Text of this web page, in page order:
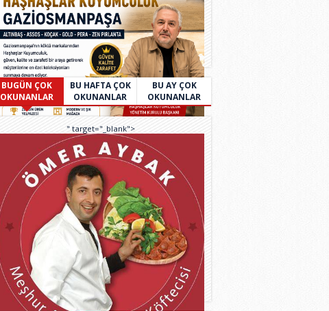
BUGÜN ÇOK
OKUNANLAR
BU HAFTA ÇOK
OKUNANLAR
BU AY ÇOK
OKUNANLAR
" target="_blank">